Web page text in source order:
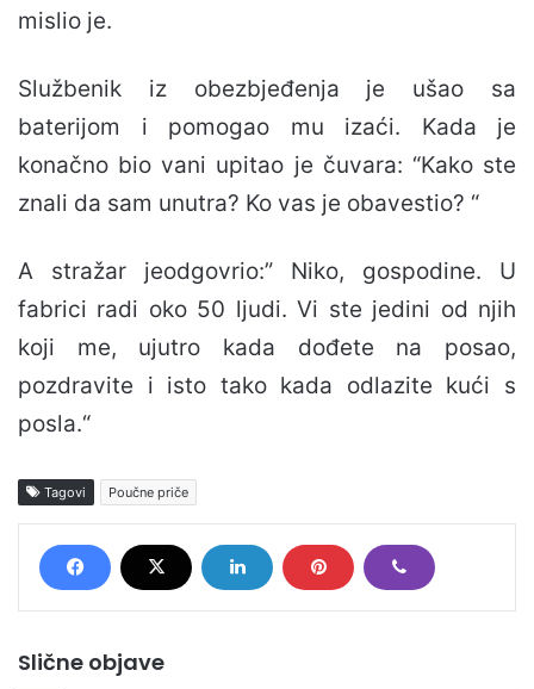
mislio je.
Službenik iz obezbjeđenja je ušao sa
baterijom i pomogao mu izaći. Kada je
konačno bio vani upitao je čuvara: “Kako ste
znali da sam unutra? Ko vas je obavestio? “
A stražar jeodgovrio:” Niko, gospodine. U
fabrici radi oko 50 ljudi. Vi ste jedini od njih
koji me, ujutro kada dođete na posao,
pozdravite i isto tako kada odlazite kući s
posla.“
Tagovi Poučne priče
Slične objave